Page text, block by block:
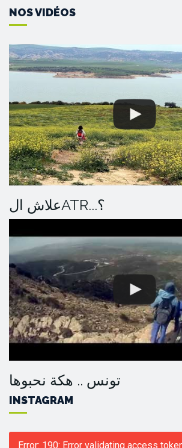
NOS VIDÉOS
علاش الATR...؟
تونس .. هكة نحبوها
INSTAGRAM
Error: 190: Error validating access